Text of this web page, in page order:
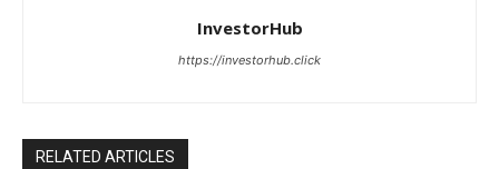
InvestorHub
https://investorhub.click
RELATED ARTICLES